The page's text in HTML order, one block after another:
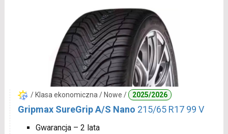
/ Klasa ekonomiczna / Nowe / 2025/2026
Gripmax SureGrip A/S Nano 215/65 R17 99 V
Gwarancja – 2 lata